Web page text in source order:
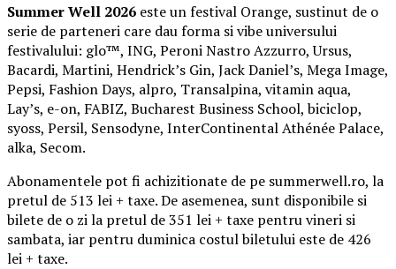
Summer Well 2026 este un festival Orange, sustinut de o
serie de parteneri care dau forma si vibe universului
festivalului: glo™, ING, Peroni Nastro Azzurro, Ursus,
Bacardi, Martini, Hendrick’s Gin, Jack Daniel’s, Mega Image,
Pepsi, Fashion Days, alpro, Transalpina, vitamin aqua,
Lay’s, e-on, FABIZ, Bucharest Business School, biciclop,
syoss, Persil, Sensodyne, InterContinental Athénée Palace,
alka, Secom.
Abonamentele pot fi achizitionate de pe summerwell.ro, la
pretul de 513 lei + taxe. De asemenea, sunt disponibile si
bilete de o zi la pretul de 351 lei + taxe pentru vineri si
sambata, iar pentru duminica costul biletului este de 426
lei + taxe.